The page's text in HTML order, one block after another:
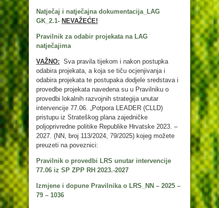
Natječaj i natječajna dokumentacija_LAG
GK_2.1- NEVAŽEĆE!
Pravilnik za odabir projekata na LAG
natječajima
VAŽNO: Sva pravila tijekom i nakon postupka
odabira projekata, a koja se tiču ocjenjivanja i
odabira projekata te postupaka dodjele sredstava i
provedbe projekata navedena su u Pravilniku o
provedbi lokalnih razvojnih strategija unutar
intervencije 77.06. „Potpora LEADER (CLLD)
pristupu iz Strateškog plana zajedničke
poljoprivredne politike Republike Hrvatske 2023. –
2027. (NN, broj 113/2024, 79/2025) kojeg možete
preuzeti na poveznici:
Pravilnik o provedbi LRS unutar intervencije
77.06 iz SP ZPP RH 2023.-2027
Izmjene i dopune Pravilnika o LRS_NN – 2025 –
79 – 1036